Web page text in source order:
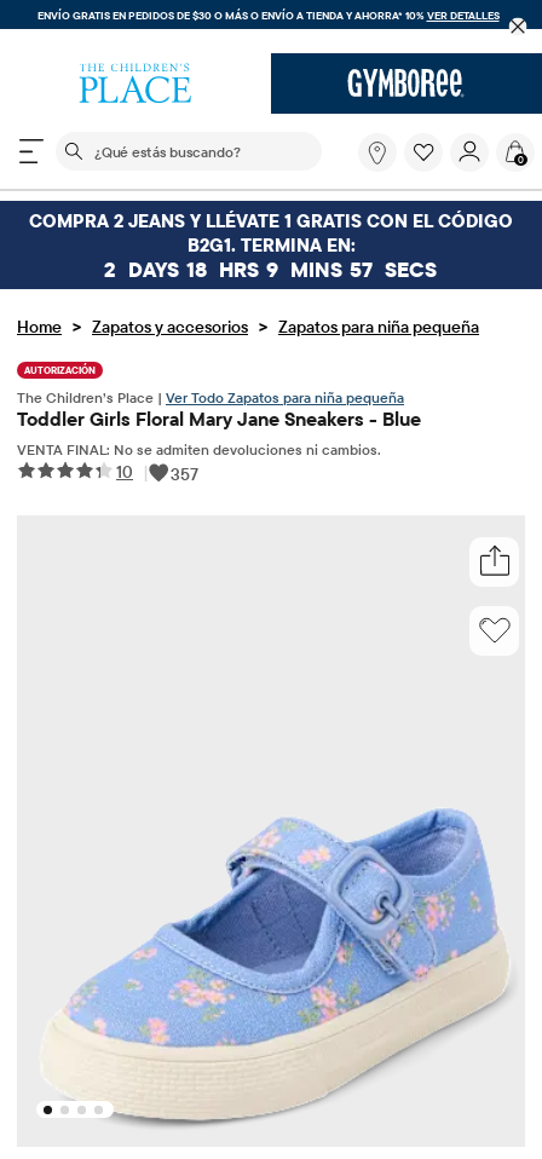
ENVÍO GRATIS EN PEDIDOS DE $30 O MÁS OENVÍO A TIENDA Y AHORRA* 10%VER DETALLES
El siguiente campo de búsqueda filtra las
buscando?
0
COMPRA 2 JEANS Y LLÉVATE 1 GRATIS CON EL CÓDIGO
B2G1. TERMINA EN:
2 DAYS 18 HRS 9 MINS 57 SECS
Home > Zapatos y accesorios > Zapatos para niña pequeña
AUTORIZACIÓN
The Children’s Place | Ver Todo Zapatos para niña pequeña
Toddler Girls Floral Mary Jane Sneakers - Blue
VENTA FINAL: No se admiten devoluciones ni cambios.
10 | 357